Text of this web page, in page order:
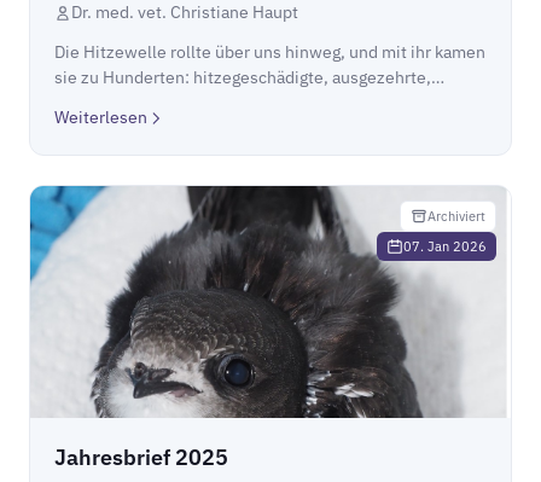
Dr. med. vet. Christiane Haupt
Die Hitzewelle rollte über uns hinweg, und mit ihr kamen
sie zu Hunderten: hitzegeschädigte, ausgezehrte,
Nischen stürzen mussten.
Weiterlesen
Archiviert
07. Jan 2026
Jahresbrief 2025